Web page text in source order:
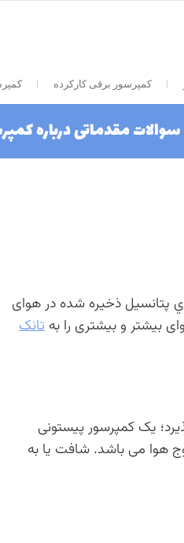
کمپرسور برقی کارکرده
سوالات مقدماتی درباره
پتانسیل ذخیره شده در هوای
بیشتر و بیشتری را به تانک
یک کمپرسور پیستونی
هوا می باشد. شافت یا به